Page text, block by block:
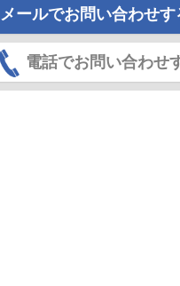
メールでお問い合わせす
電話でお問い合わせ